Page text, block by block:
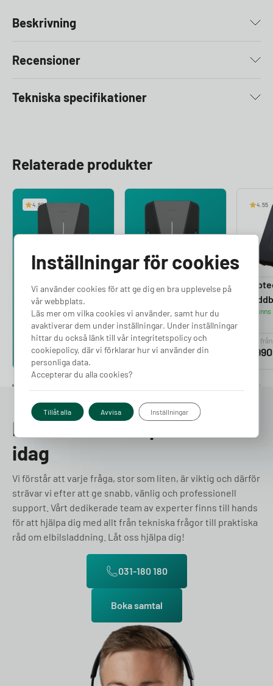
Beskrivning
Recensioner
Tekniska specifikationer
Relaterade produkter
4.60
Easee Charge Up
Laddboxpaket
Finns i lager
Pris från
5 990kr
Easee Charge Max
Finns i lager
Pris från
7 490kr
4.55
Pris från
5
Prata med en expert redan
idag
Vi förstår att varje fråga, stor som liten, är viktig och därför
strävar vi efter att ge snabb, vänlig och professionell
support. Vårt dedikerade team av experter finns till hands
för att hjälpa dig med allt från tekniska frågor till praktiska
råd om elbilsladdning. Låt oss hjälpa dig!
031-180 180
Boka samtal
Inställningar för cookies
Vi använder cookies för att ge dig en bra upplevelse på
vår webbplats.
Läs mer om vilka cookies vi använder, samt hur du
avaktiverar dem under inställningar. Under inställningar
hittar du också länk till vår integritetspolicy och
cookiepolicy, där vi förklarar hur vi använder din
personliga data.
Accepterar du alla cookies?
Tillåt alla Avvisa Inställningar